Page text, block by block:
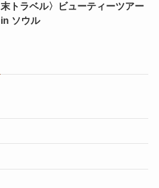
末トラベル〉ビューティーツアー
in ソウル